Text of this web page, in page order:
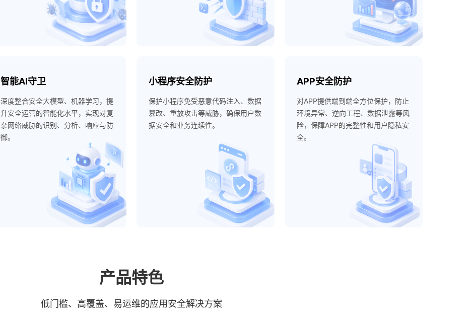
智能AI守卫
深度整合安全大模型、机器学习，提
升安全运营的智能化水平，实现对复
杂网络威胁的识别、分析、响应与防
御。
小程序安全防护
保护小程序免受恶意代码注入、数据
篡改、重放攻击等威胁，确保用户数
据安全和业务连续性。
APP安全防护
对APP提供端到端全方位保护，防止
环境异常、逆向工程、数据泄露等风
险，保障APP的完整性和用户隐私安
全。
产品特色
低门槛、高覆盖、易运维的应用安全解决方案